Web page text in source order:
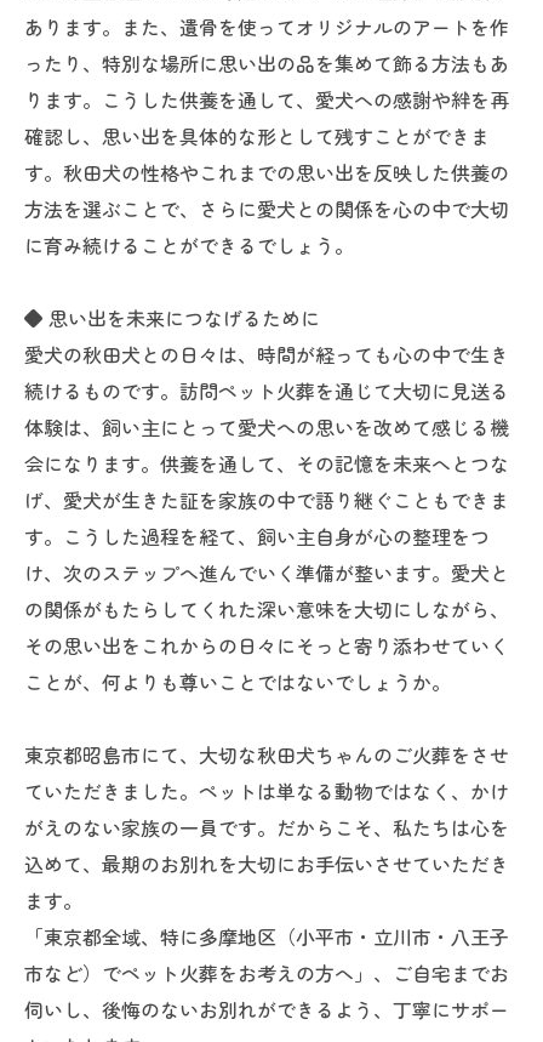
あります。また、遺骨を使ってオリジナルのアートを作
ったり、特別な場所に思い出の品を集めて飾る方法もあ
ります。こうした供養を通して、愛犬への感謝や絆を再
確認し、思い出を具体的な形として残すことができま
す。秋田犬の性格やこれまでの思い出を反映した供養の
方法を選ぶことで、さらに愛犬との関係を心の中で大切
に育み続けることができるでしょう。
◆ 思い出を未来につなげるために
愛犬の秋田犬との日々は、時間が経っても心の中で生き
続けるものです。訪問ペット火葬を通じて大切に見送る
体験は、飼い主にとって愛犬への思いを改めて感じる機
会になります。供養を通して、その記憶を未来へとつな
げ、愛犬が生きた証を家族の中で語り継ぐこともできま
す。こうした過程を経て、飼い主自身が心の整理をつ
け、次のステップへ進んでいく準備が整います。愛犬と
の関係がもたらしてくれた深い意味を大切にしながら、
その思い出をこれからの日々にそっと寄り添わせていく
ことが、何よりも尊いことではないでしょうか。
東京都昭島市にて、大切な秋田犬ちゃんのご火葬をさせ
ていただきました。ペットは単なる動物ではなく、かけ
がえのない家族の一員です。だからこそ、私たちは心を
込めて、最期のお別れを大切にお手伝いさせていただき
ます。
「東京都全域、特に多摩地区（小平市・立川市・八王子
市など）でペット火葬をお考えの方へ」、ご自宅までお
伺いし、後悔のないお別れができるよう、丁寧にサポー